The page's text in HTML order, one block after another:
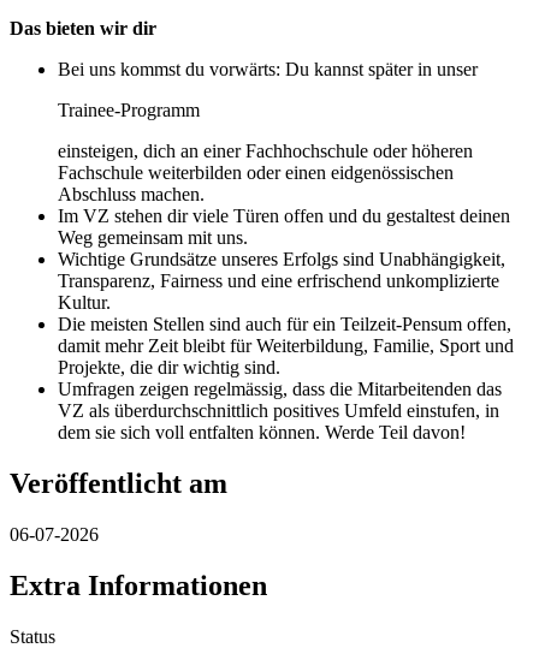
Das bieten wir dir
Bei uns kommst du vorwärts: Du kannst später in unser
Trainee-Programm
einsteigen, dich an einer Fachhochschule oder höheren
Fachschule weiterbilden oder einen eidgenössischen
Abschluss machen.
Im VZ stehen dir viele Türen offen und du gestaltest deinen
Weg gemeinsam mit uns.
Wichtige Grundsätze unseres Erfolgs sind Unabhängigkeit,
Transparenz, Fairness und eine erfrischend unkomplizierte
Kultur.
Die meisten Stellen sind auch für ein Teilzeit-Pensum offen,
damit mehr Zeit bleibt für Weiterbildung, Familie, Sport und
Projekte, die dir wichtig sind.
Umfragen zeigen regelmässig, dass die Mitarbeitenden das
VZ als überdurchschnittlich positives Umfeld einstufen, in
dem sie sich voll entfalten können. Werde Teil davon!
Veröffentlicht am
06-07-2026
Extra Informationen
Status